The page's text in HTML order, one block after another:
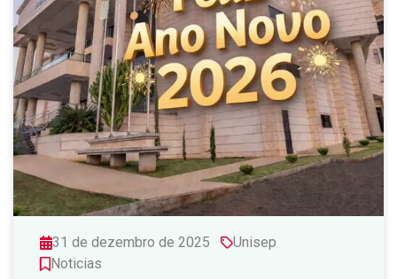
31 de dezembro de 2025
Unisep
Noticias